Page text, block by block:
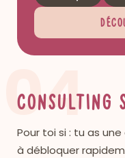
04
Consulting
Pour toi si : tu as
à débloquer